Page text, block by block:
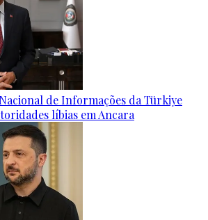
de Informações da Türkiye
líbias em Ancara